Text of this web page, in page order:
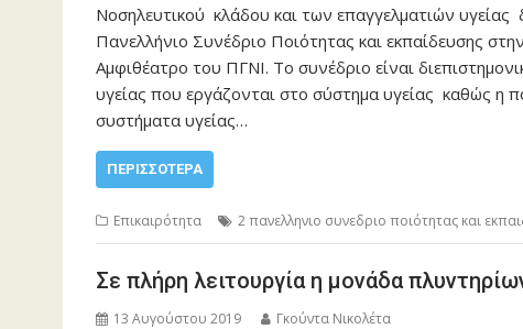
Νοσηλευτικού κλάδου και των επαγγελματιών
Πανελλήνιο Συνέδριο Ποιότητας και εκπαίδευσης
Αμφιθέατρο του ΠΓΝΙ. Το συνέδριο είναι
υγείας που εργάζονται στο σύστημα υγείας καθώς η
συστήματα υγείας…
ΠΕΡΙΣΣΌΤΕΡΑ
Επικαιρότητα 2 πανελληνιο συνεδριο ποιότητας και
Σε πλήρη λειτουργία η μονάδα
13 Αυγούστου 2019 Γκούντα Νικολέτα